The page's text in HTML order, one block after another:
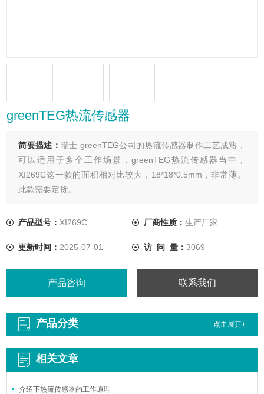
greenTEG热流传感器
简要描述： 瑞士 greenTEG公司的热流传感器制作工艺成熟，
可以适用于多个工作场景，greenTEG热流传感器当中，
XI269C这一款的面积相对比较大，18*18*0.5mm，非常薄。
此款需要定货。
产品型号： XI269C 厂商性质： 生产厂家
更新时间： 2025-07-01 访 问 量： 3069
产品咨询 联系我们
产品分类 点击展开+
相关文章
介绍下热流传感器的工作原理